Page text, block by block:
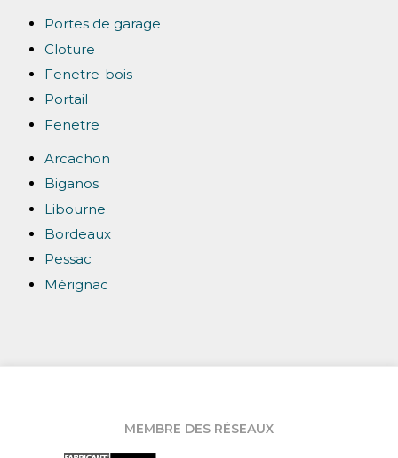
Portes de garage
Cloture
Fenetre-bois
Portail
Fenetre
Arcachon
Biganos
Libourne
Bordeaux
Pessac
Mérignac
MEMBRE DES RÉSEAUX